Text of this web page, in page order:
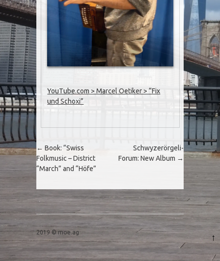
YouTube.com > Marcel Oetiker > “Fix
und Schoxi”
Post navigation
← Book: “Swiss
Folkmusic – District
“March” and “Höfe”
Schwyzerörgeli-
Forum: New Album →
2019 © moe.ag ↑